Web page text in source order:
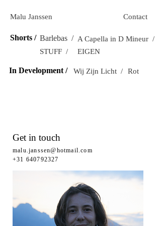
Contact
Malu Janssen
Rot
In Development / Wij Zijn Licht /
Shorts / Barlebas / A Capella in D Mineur /
STUFF /
EIGEN
Get in touch
malu.janssen@hotmail.com
+31 640792327